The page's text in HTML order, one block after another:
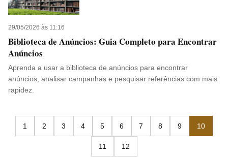
29/05/2026 às 11:16
Biblioteca de Anúncios: Guia Completo para Encontrar
Anúncios
Aprenda a usar a biblioteca de anúncios para encontrar
anúncios, analisar campanhas e pesquisar referências com mais
rapidez.
1 2 3 4 5 6 7 8 9 10
11 12